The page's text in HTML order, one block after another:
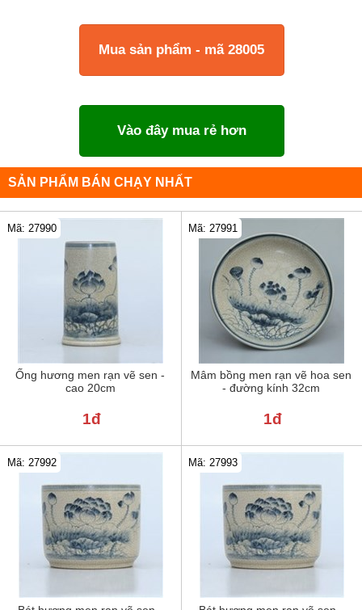
Mua sản phẩm - mã 28005
Vào đây mua rẻ hơn
SẢN PHẨM BÁN CHẠY NHẤT
Ống hương men rạn vẽ sen -
cao 20cm
Mã: 27990
1đ
Mâm bồng men rạn vẽ hoa sen
- đường kính 32cm
Mã: 27991
1đ
Mã: 27992 Mã: 27993